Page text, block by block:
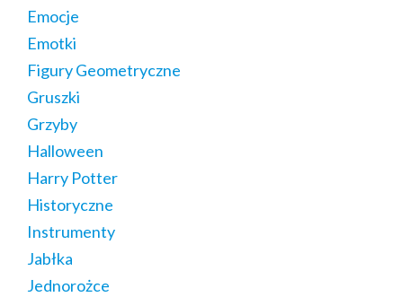
Emocje
Emotki
Figury Geometryczne
Gruszki
Grzyby
Halloween
Harry Potter
Historyczne
Instrumenty
Jabłka
Jednorożce